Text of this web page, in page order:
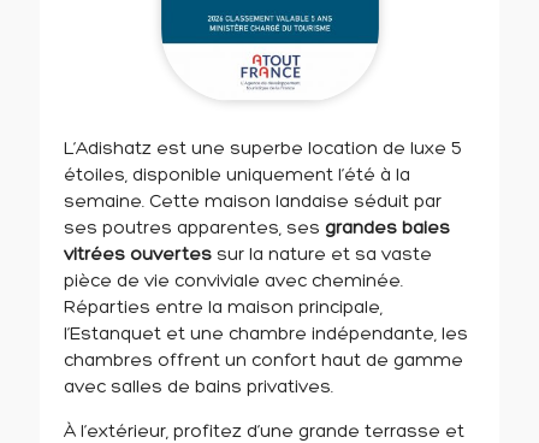
L’Adishatz est une superbe location de luxe 5
étoiles, disponible uniquement l’été à la
semaine. Cette maison landaise séduit par
ses poutres apparentes, ses grandes baies
vitrées ouvertes sur la nature et sa vaste
pièce de vie conviviale avec cheminée.
Réparties entre la maison principale,
l’Estanquet et une chambre indépendante, les
chambres offrent un confort haut de gamme
avec salles de bains privatives.
À l’extérieur, profitez d’une grande terrasse et